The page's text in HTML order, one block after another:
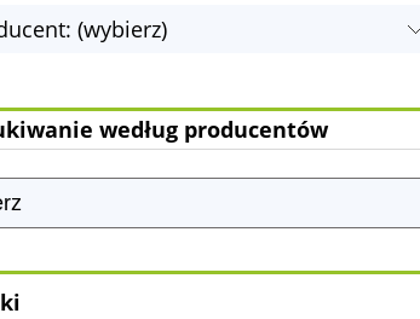
(wybierz)
według producentów